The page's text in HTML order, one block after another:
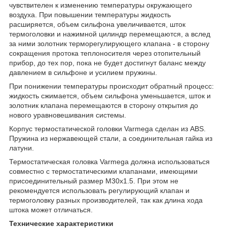
чувствителен к изменению температуры окружающего
воздуха. При повышении температуры жидкость
расширяется, объем сильфона увеличивается, шток
термоголовки и нажимной цилиндр перемещаются, а вслед
за ними золотник терморегулирующего клапана - в сторону
сокращения протока теплоносителя через отопительный
прибор, до тех пор, пока не будет достигнут баланс между
давлением в сильфоне и усилием пружины.
При понижении температуры происходит обратный процесс:
жидкость сжимается, объем сильфона уменьшается, шток и
золотник клапана перемещаются в сторону открытия до
нового уравновешивания системы.
Корпус термостатической головки Varmega сделан из ABS.
Пружина из нержавеющей стали, а соединительная гайка из
латуни.
Термостатическая головка Varmega должна использоваться
совместно с термостатическими клапанами, имеющими
присоединительный размер М30х1.5. При этом не
рекомендуется использовать регулирующий клапан и
термоголовку разных производителей, так как длина хода
штока может отличаться.
Технические характеристики